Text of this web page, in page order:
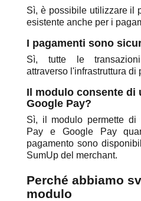
Sì, è possibile utilizzare il
esistente anche per i
I pagamenti sono
Sì, tutte le
attraverso l'infrastruttura di
Il modulo consente di
Google Pay?
Sì, il modulo permette di
Pay e Google Pay
pagamento sono
SumUp del merchant.
Perché abbiamo
modulo